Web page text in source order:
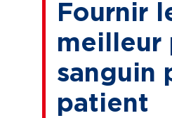
Fournir
meilleur
sanguin
patient